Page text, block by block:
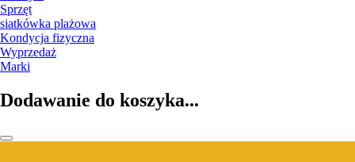
Sprzęt
siatkówka plażowa
Kondycja fizyczna
Wyprzedaż
Marki
Dodawanie do koszyka...